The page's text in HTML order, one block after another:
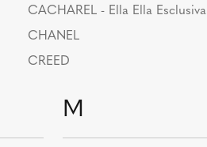
CACHAREL - Ella Ella Esclusiva
CHANEL
CREED
M